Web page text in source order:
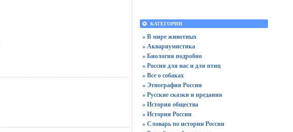
КАТЕГОРИИ
» В мире животных
» Аквариумистика
» Биология подробно
» Россия для нас и для птиц
» Все о собаках
» Этнография России
» Русские сказки и предания
» История общества
» История России
» Словарь по истории России